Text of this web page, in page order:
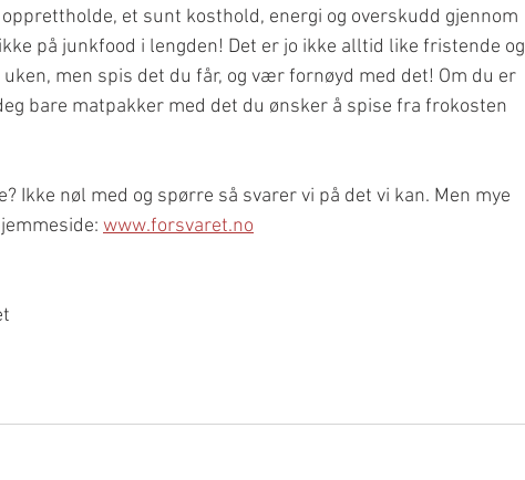
et sunt kosthold, energi og overskudd gjennom
på junkfood i lengden! Det er jo ikke alltid like fristende og
men spis det du får, og vær fornøyd med det! Om du er
bare matpakker med det du ønsker å spise fra frokosten
Ikke nøl med og spørre så svarer vi på det vi kan. Men mye
www.forsvaret.no